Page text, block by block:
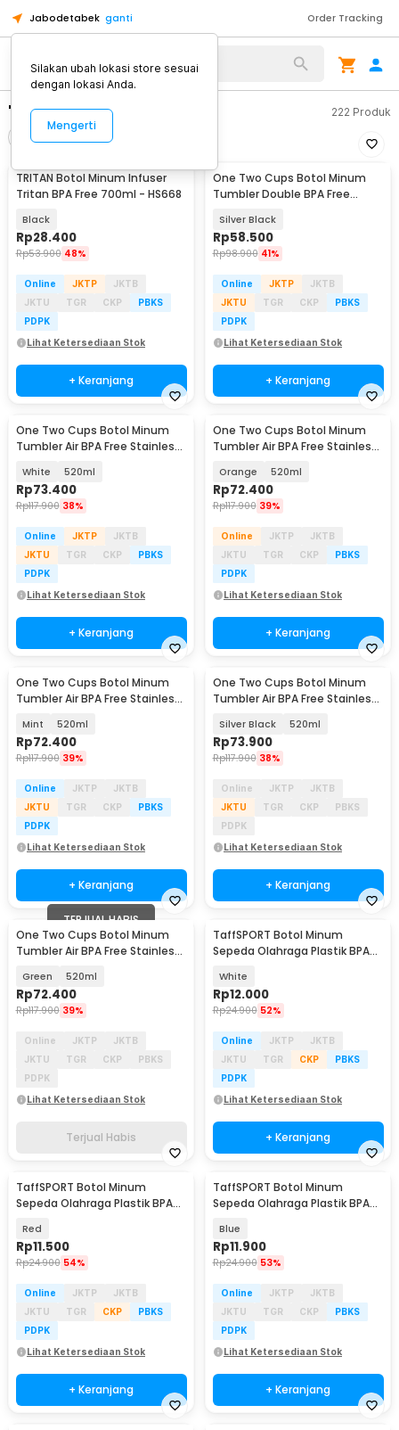
Jabodetabek ganti Order Tracking
"botol minum bpa free" 222 Produk
Urutkan
TRITAN Botol Minum Infuser
Tritan BPA Free 700ml - HS668
Black
Rp28.400
Rp53.900 48%
Online JKTP
JKTB
JKTU
TGR CKP
PBKS
PDPK
Lihat Ketersediaan Stok
+ Keranjang
One Two Cups Botol Minum
Tumbler Double BPA Free
Silver Black
Rp58.500
Rp98.900 41%
Online JKTP
JKTB
JKTU
TGR CKP
PBKS
PDPK
Lihat Ketersediaan Stok
+ Keranjang
One Two Cups Botol Minum
Tumbler Air BPA Free Stainless
White 520ml
Rp73.400
Rp117.900 38%
Online JKTP
JKTB
JKTU
TGR CKP
PBKS
PDPK
Lihat Ketersediaan Stok
+ Keranjang
One Two Cups Botol Minum
Tumbler Air BPA Free Stainless
Orange 520ml
Rp72.400
Rp117.900 39%
Online JKTP
JKTB
JKTU
TGR CKP
PBKS
PDPK
Lihat Ketersediaan Stok
+ Keranjang
One Two Cups Botol Minum
Tumbler Air BPA Free Stainless
Mint 520ml
Rp72.400
Rp117.900 39%
Online JKTP
JKTB
JKTU
TGR CKP
PBKS
PDPK
Lihat Ketersediaan Stok
+ Keranjang
One Two Cups Botol Minum
Tumbler Air BPA Free Stainless
Silver Black 520ml
Rp73.900
Rp117.900 38%
Online JKTP
JKTB
JKTU
TGR CKP
PBKS
PDPK
Lihat Ketersediaan Stok
+ Keranjang
TERJUAL HABIS
One Two Cups Botol Minum
Tumbler Air BPA Free Stainless
Green 520ml
Rp72.400
Rp117.900 39%
Online JKTP
JKTB
JKTU
TGR CKP
PBKS
PDPK
Lihat Ketersediaan Stok
Terjual Habis
TaffSPORT Botol Minum
Sepeda Olahraga Plastik BPA
White
Rp12.000
Rp24.900 52%
Online JKTP
JKTB
JKTU
TGR CKP
PBKS
PDPK
Lihat Ketersediaan Stok
+ Keranjang
TaffSPORT Botol Minum
Sepeda Olahraga Plastik BPA
Red
Rp11.500
Rp24.900 54%
Online JKTP
JKTB
JKTU
TGR CKP
PBKS
PDPK
Lihat Ketersediaan Stok
+ Keranjang
TaffSPORT Botol Minum
Sepeda Olahraga Plastik BPA
Blue
Rp11.900
Rp24.900 53%
Online JKTP
JKTB
JKTU
TGR CKP
PBKS
PDPK
Lihat Ketersediaan Stok
+ Keranjang
Silakan ubah lokasi store sesuai
dengan lokasi Anda.
Mengerti